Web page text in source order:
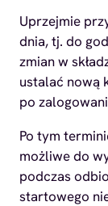
Uprzejmie
dnia, tj. do
zmian w
ustalać nową
po
Po tym
możliwe do
podczas
startowego